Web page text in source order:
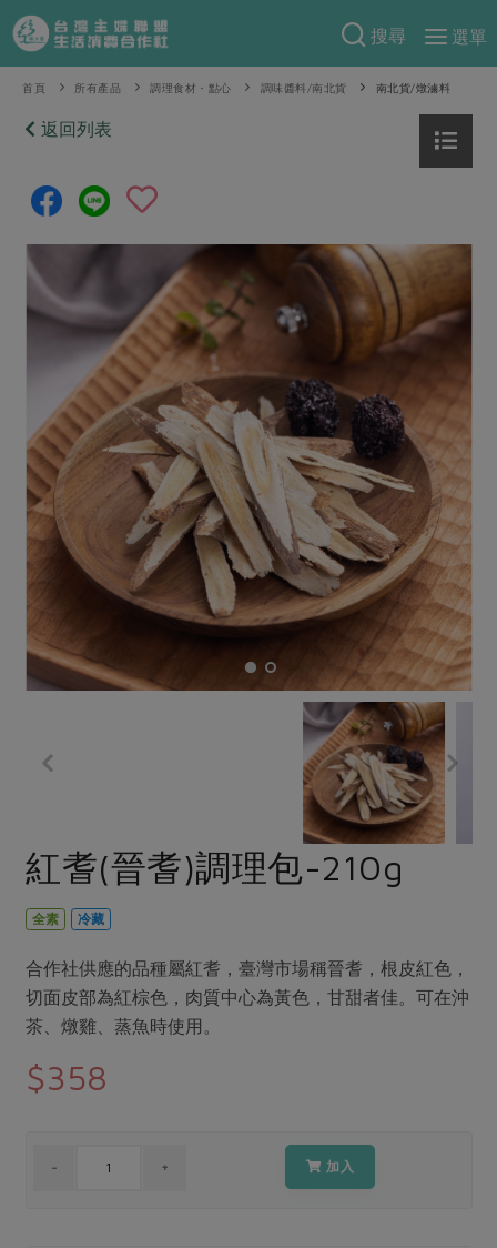
搜尋
選單
產品分類
當季蔬果
芽苗類
辛香料類
奶蛋豆・五穀
豆製品 米麵雜糧
肉品・水產
畜產肉類 水產
水畜加工品
調理食材・點心
調味醬料/南北貨
休閒零嘴 沖泡飲品
個人清潔
家庭清潔 織品
日用品
最新產品
優惠專區
食譜料理
食材
麵食
肉食
常備菜
蔬食
蛋料理
料理方式
烘焙．點心
湯品．鍋物
主題食譜
養身食補
節慶大餐
高麗菜海鮮煎餅
特別企畫
預購活動
把最好的台灣味帶回家！
防災用品預購圓滿結束
2026年端午節預購圓滿結束
更多預購活動
當季產品
合作25-經典快閃最後一週
合作25-精選產品第四彈
合作25-精選產品第三彈
更多當季產品
主婦聯盟X樂齡網特約優惠案
更多議題活動
把最好的台灣味帶回家！
綠主張
觀點文章
社內大小事 合作聯合國
產品故事 生活提案
樂齡生活 親子食育
廚房瑜伽
關注議題
減硝酸鹽 惜食
非基改運動
廢核運動 能源議題
減塑減廢
公益金 食農教育
生活者e週報
綠主張月刊
典藏閱覽室
關於合作社
認識合作社
關於我們
合作社組織
員工與求才
產品檢驗
檢驗報告
硝酸鹽檢驗
社員權益
選舉專區
最新消息
媒體報導
下載專區
地區活動
重要公告
首頁 所有產品 調理食材・點心 調味醬料/南北貨 南北貨/燉滷料
返回列表
紅耆(晉耆)調理包-210g
全素 冷藏
合作社供應的品種屬紅耆，臺灣市場稱晉耆，根皮紅色，
切面皮部為紅棕色，肉質中心為黃色，甘甜者佳。可在沖
茶、燉雞、蒸魚時使用。
$358
加入